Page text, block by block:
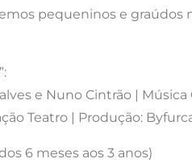
pequeninos e graúdos
e Nuno Cintrão |
Teatro | Produção:
6 meses aos 3 anos)